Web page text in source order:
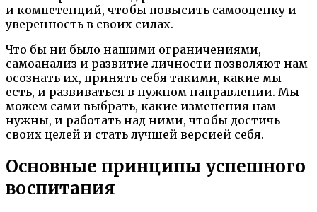
и компетенций, чтобы повысить самооценку и
уверенность в своих силах.
Что бы ни было нашими ограничениями,
самоанализ и развитие личности позволяют нам
осознать их, принять себя такими, какие мы
есть, и развиваться в нужном направлении. Мы
можем сами выбрать, какие изменения нам
нужны, и работать над ними, чтобы достичь
своих целей и стать лучшей версией себя.
Основные принципы успешного
воспитания